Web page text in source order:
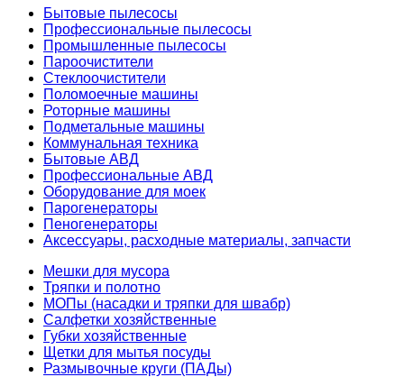
Бытовые пылесосы
Профессиональные пылесосы
Промышленные пылесосы
Пароочистители
Стеклоочистители
Поломоечные машины
Роторные машины
Подметальные машины
Коммунальная техника
Бытовые АВД
Профессиональные АВД
Оборудование для моек
Парогенераторы
Пеногенераторы
Аксессуары, расходные материалы, запчасти
Мешки для мусора
Тряпки и полотно
МОПы (насадки и тряпки для швабр)
Салфетки хозяйственные
Губки хозяйственные
Щетки для мытья посуды
Размывочные круги (ПАДы)